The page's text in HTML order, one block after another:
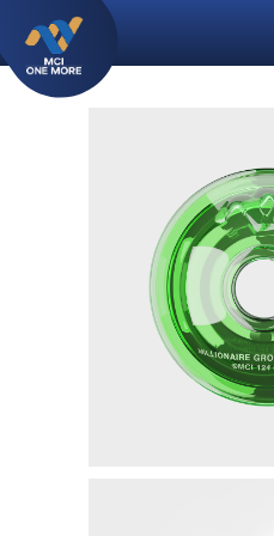
HOME
MILLIONAIRE HEALTH CARE
NIGHT LADIES
SORNIE ANTI AGING MASK
PROMO SPECIALS
STOKIS KAMI